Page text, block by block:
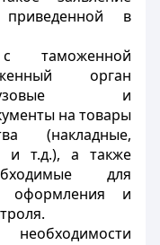
в
таможенной
орган
и
на товары
(накладные,
и т.д.), а также
для
оформления и